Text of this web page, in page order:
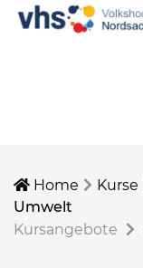
Home Kurse
Umwelt
Kursangebote